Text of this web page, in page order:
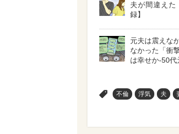
夫が間違えた
録】
元夫は震えな
なかった「衝
は幸せか-50代
不倫 浮気 夫